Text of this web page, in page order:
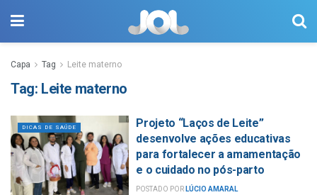
Capa Tag Leite materno
Tag: Leite materno
DICAS DE SAÚDE
Projeto “Laços de Leite”
desenvolve ações educativas
para fortalecer a amamentação
e o cuidado no pós-parto
POSTADO POR LÚCIO AMARAL